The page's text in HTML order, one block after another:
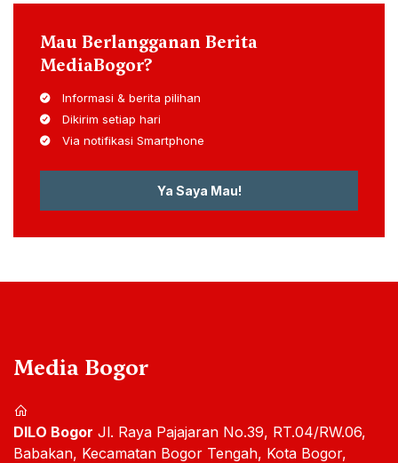
Mau Berlangganan Berita
MediaBogor?
Informasi & berita pilihan
Dikirim setiap hari
Via notifikasi Smartphone
Ya Saya Mau!
Media Bogor
DILO Bogor Jl. Raya Pajajaran No.39, RT.04/RW.06,
Babakan, Kecamatan Bogor Tengah, Kota Bogor,